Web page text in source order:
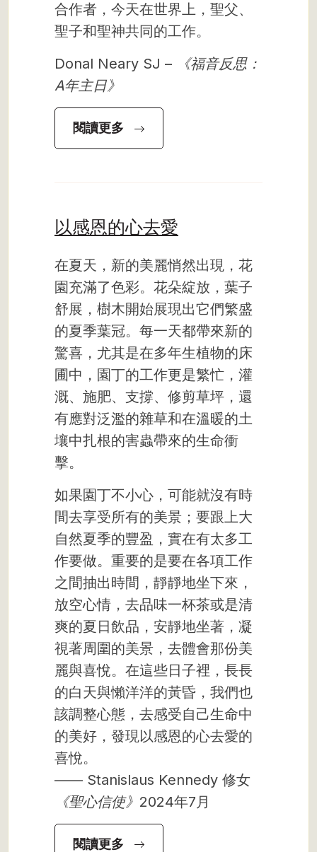
合作者，今天在世界上，聖父、
聖子和聖神共同的工作。
Donal Neary SJ –
《福音反思：
A年主日》
閱讀更多
以感恩的心去愛
在夏天，新的美麗悄然出現，花
園充滿了色彩。花朵綻放，葉子
舒展，樹木開始展現出它們繁盛
的夏季葉冠。每一天都帶來新的
驚喜，尤其是在多年生植物的床
圃中，園丁的工作更是繁忙，灌
溉、施肥、支撐、修剪草坪，還
有應對泛濫的雜草和在溫暖的土
壤中扎根的害蟲帶來的生命衝
擊。
如果園丁不小心，可能就沒有時
間去享受所有的美景；要跟上大
自然夏季的豐盈，實在有太多工
作要做。重要的是要在各項工作
之間抽出時間，靜靜地坐下來，
放空心情，去品味一杯茶或是清
爽的夏日飲品，安靜地坐著，凝
視著周圍的美景，去體會那份美
麗與喜悅。在這些日子裡，長長
的白天與懶洋洋的黃昏，我們也
該調整心態，去感受自己生命中
的美好，發現以感恩的心去愛的
喜悅。
—— Stanislaus Kennedy 修女
《聖心信使》 2024年7月
閱讀更多